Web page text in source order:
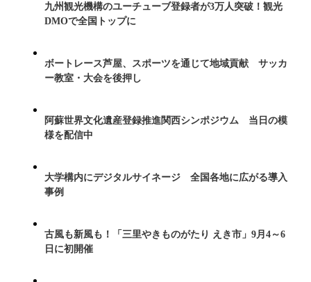
九州観光機構のユーチューブ登録者が3万人突破！観光
DMOで全国トップに
ボートレース芦屋、スポーツを通じて地域貢献 サッカ
ー教室・大会を後押し
阿蘇世界文化遺産登録推進関西シンポジウム 当日の模
様を配信中
大学構内にデジタルサイネージ 全国各地に広がる導入
事例
古風も新風も！「三里やきものがたり えき市」9月4～6
日に初開催